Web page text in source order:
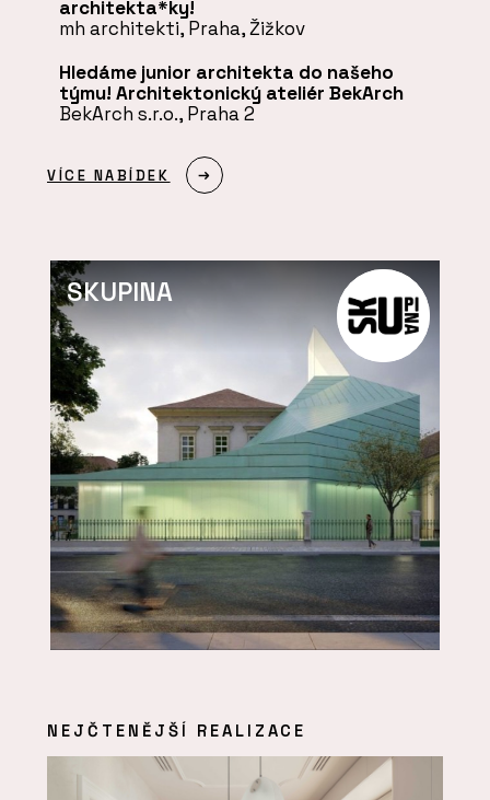
architekta*ky!
mh architekti, Praha, Žižkov
Hledáme junior architekta do našeho
týmu! Architektonický ateliér BekArch
BekArch s.r.o., Praha 2
VÍCE NABÍDEK
SKUPINA
NEJČTENĚJŠÍ REALIZACE